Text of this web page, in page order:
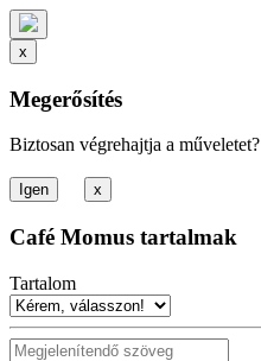
x
Megerősítés
Biztosan végrehajtja a műveletet?
x
Café Momus tartalmak
Tartalom